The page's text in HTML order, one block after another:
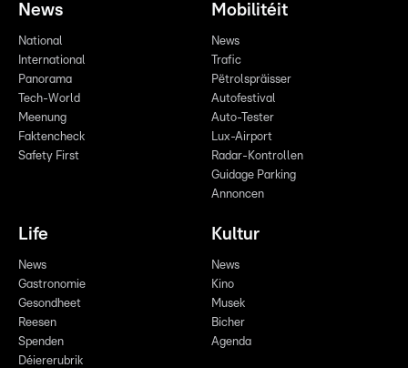
News
National
International
Panorama
Tech-World
Meenung
Faktencheck
Safety First
Mobilitéit
News
Trafic
Pëtrolspräisser
Autofestival
Auto-Tester
Lux-Airport
Radar-Kontrollen
Guidage Parking
Annoncen
Life
News
Gastronomie
Gesondheet
Reesen
Spenden
Déiererubrik
Kultur
News
Kino
Musek
Bicher
Agenda